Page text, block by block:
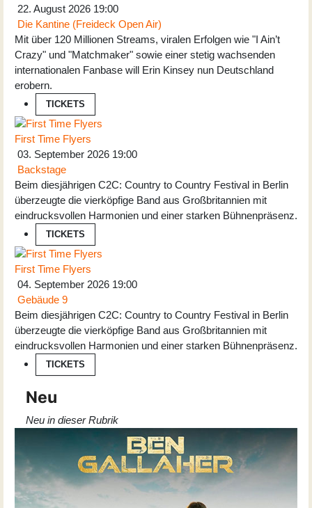
22. August 2026 19:00
Die Kantine (Freideck Open Air)
Mit über 120 Millionen Streams, viralen Erfolgen wie "I Ain’t
Crazy" und "Matchmaker" sowie einer stetig wachsenden
internationalen Fanbase will Erin Kinsey nun Deutschland
erobern.
TICKETS
First Time Flyers
03. September 2026 19:00
Backstage
Beim diesjährigen C2C: Country to Country Festival in Berlin
überzeugte die vierköpfige Band aus Großbritannien mit
eindrucksvollen Harmonien und einer starken Bühnenpräsenz.
TICKETS
First Time Flyers
04. September 2026 19:00
Gebäude 9
Beim diesjährigen C2C: Country to Country Festival in Berlin
überzeugte die vierköpfige Band aus Großbritannien mit
eindrucksvollen Harmonien und einer starken Bühnenpräsenz.
TICKETS
Neu
Neu in dieser Rubrik